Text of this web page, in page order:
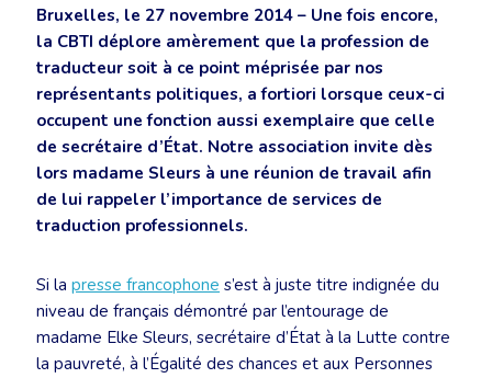
Bruxelles, le 27 novembre 2014 – Une fois encore,
la CBTI déplore amèrement que la profession de
traducteur soit à ce point méprisée par nos
représentants politiques, a fortiori lorsque ceux-ci
occupent une fonction aussi exemplaire que celle
de secrétaire d’État. Notre association invite dès
lors madame Sleurs à une réunion de travail afin
de lui rappeler l’importance de services de
traduction professionnels.
Si la presse francophone s’est à juste titre indignée du
niveau de français démontré par l’entourage de
madame Elke Sleurs, secrétaire d’État à la Lutte contre
la pauvreté, à l’Égalité des chances et aux Personnes